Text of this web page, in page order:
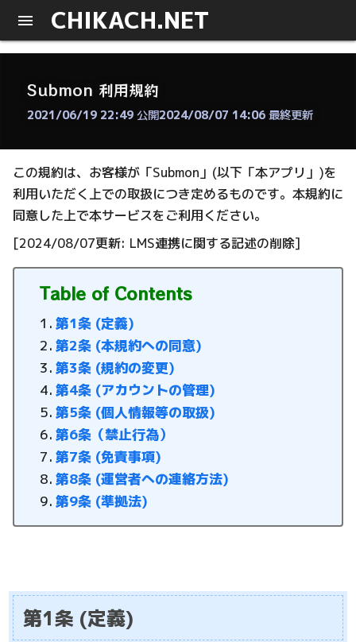
CHIKACH.NET
Submon 利用規約
2021/06/19 22:49 公開2024/08/07 14:06 最終更新
この規約は、お客様が「Submon」(以下「本アプリ」)を
利用いただく上での取扱につき定めるものです。本規約に
同意した上で本サービスをご利用ください。
[2024/08/07更新: LMS連携に関する記述の削除]
Table of Contents
第1条 (定義)
第2条 (本規約への同意)
第3条 (規約の変更)
第4条 (アカウントの管理)
第5条 (個人情報等の取扱)
第6条（禁止行為）
第7条 (免責事項)
第8条 (運営者への連絡方法)
第9条 (準拠法)
第1条 (定義)